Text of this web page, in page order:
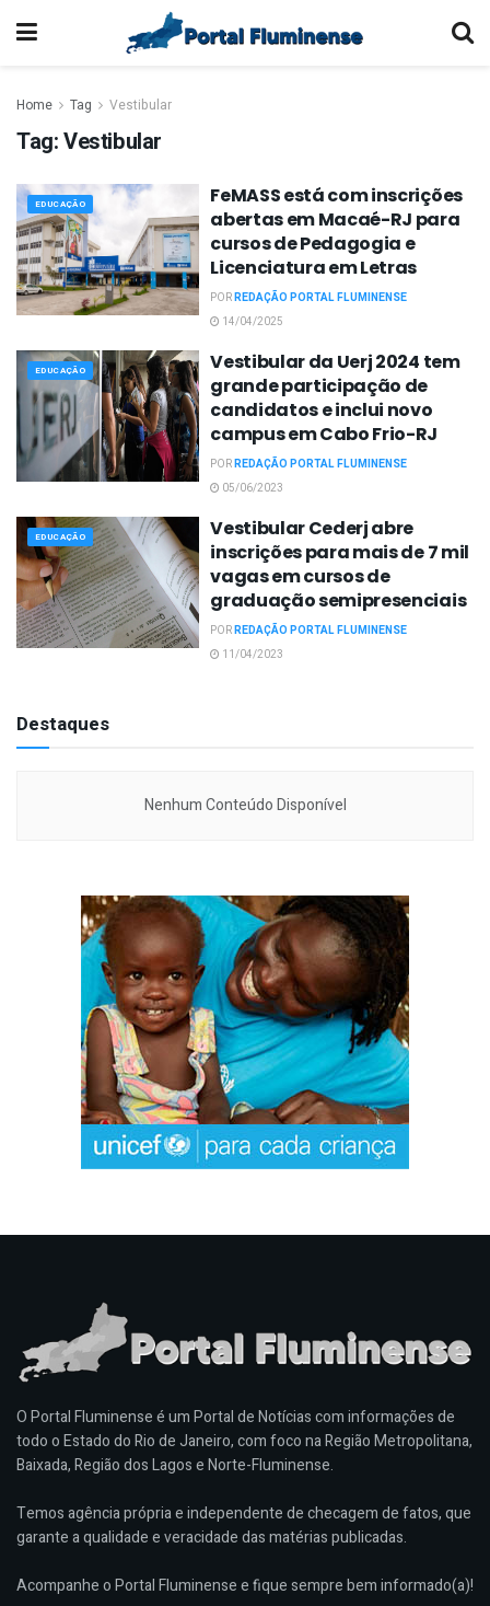
Home Tag Vestibular
Tag:Vestibular
EDUCAÇÃO
FeMASS está com inscrições
abertas em Macaé-RJ para
cursos de Pedagogia e
Licenciatura em Letras
PORREDAÇÃO PORTAL FLUMINENSE
14/04/2025
EDUCAÇÃO
Vestibular da Uerj 2024 tem
grande participação de
candidatos e inclui novo
campus em Cabo Frio-RJ
PORREDAÇÃO PORTAL FLUMINENSE
05/06/2023
EDUCAÇÃO
Vestibular Cederj abre
inscrições para mais de 7 mil
vagas em cursos de
graduação semipresenciais
PORREDAÇÃO PORTAL FLUMINENSE
11/04/2023
Destaques
Nenhum Conteúdo Disponível
O Portal Fluminense é um Portal de Notícias com informações de
todo o Estado do Rio de Janeiro, com foco na Região Metropolitana,
Baixada, Região dos Lagos e Norte-Fluminense.
Temos agência própria e independente de checagem de fatos, que
garante a qualidade e veracidade das matérias publicadas.
Acompanhe o Portal Fluminense e fique sempre bem informado(a)!